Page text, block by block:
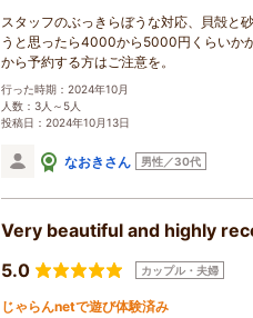
スタッフのぶっきらぼうな対応、貝殻と
うと思ったら4000から5000円くらいか
から予約する方はご注意を。
行った時期：2024年10月
人数：3人～5人
投稿日：2024年10月13日
なおきさん 男性／30代
Very beautiful and highly
5.0
カップル・夫婦
じゃらんnetで遊び体験済み